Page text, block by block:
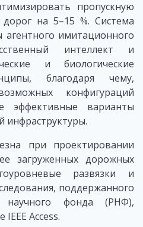
пропускную
дорог на 5–15 %. Система
агентного имитационного
интеллект и
и биологические
благодаря чему,
конфигураций
эффективные варианты
инфраструктуры.
при проектировании
загруженных дорожных
развязки и
поддержанного
научного фонда (РНФ),
Access.